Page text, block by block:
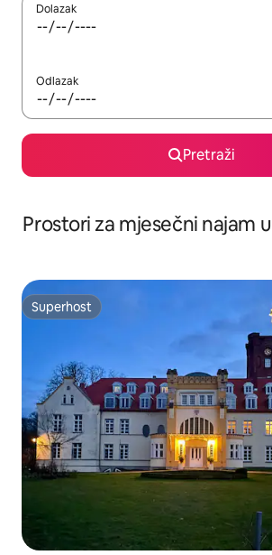
Dolazak
Odlazak
Pretraži
Prostori za mjesečni najam
Superhost
Superhost